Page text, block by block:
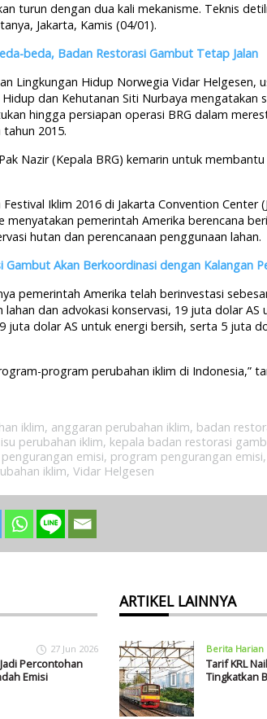
turun dengan dua kali mekanisme. Teknis
Jakarta, Kamis (04/01).
beda, Badan Restorasi Gambut Tetap Jalan
Lingkungan Hidup Norwegia Vidar Helgesen,
dan Kehutanan Siti Nurbaya mengatakan
hingga persiapan operasi BRG dalam
2015.
Nazir (Kepala BRG) kemarin untuk membantu
Iklim 2016 di Jakarta Convention Center
menyatakan pemerintah Amerika berencana
hutan dan perencanaan penggunaan lahan.
Gambut Akan Berkoordinasi dengan Kalangan
pemerintah Amerika telah berinvestasi
dan advokasi konservasi, 19 juta dolar AS
juta dolar AS untuk energi bersih, serta 5 juta
program perubahan iklim di Indonesia,”
iklim, anggaran perubahan iklim, badan
isu perubahan iklim, kepala badan restorasi
pengurangan emisi, program pengurangan emisi,
iklim, Vidar Helgesen
27 Jun 2026
Percontohan
Emisi
ARTIKEL LAINNYA
Berita Harian
Tarif KRL
Tingkatkan